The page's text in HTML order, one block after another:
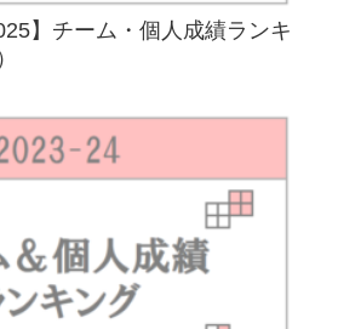
】チーム・個人成績ランキ